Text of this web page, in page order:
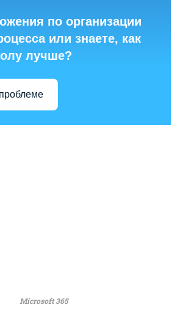
по организации
или знаете, как
лучше?
Microsoft 365